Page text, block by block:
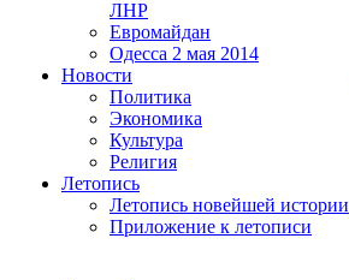
ЛНР
Евромайдан
Одесса 2 мая 2014
Новости
Политика
Экономика
Культура
Религия
Летопись
Летопись новейшей истории
Приложение к летописи